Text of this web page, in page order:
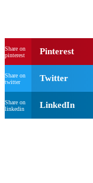
Share on
pinterest
Pinterest
Share on
twitter
Twitter
Share on
linkedin
LinkedIn